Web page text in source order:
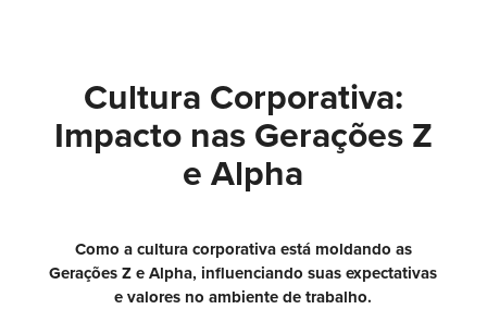
Cultura Corporativa:
Impacto nas Gerações Z
e Alpha
Como a cultura corporativa está moldando as
Gerações Z e Alpha, influenciando suas expectativas
e valores no ambiente de trabalho.